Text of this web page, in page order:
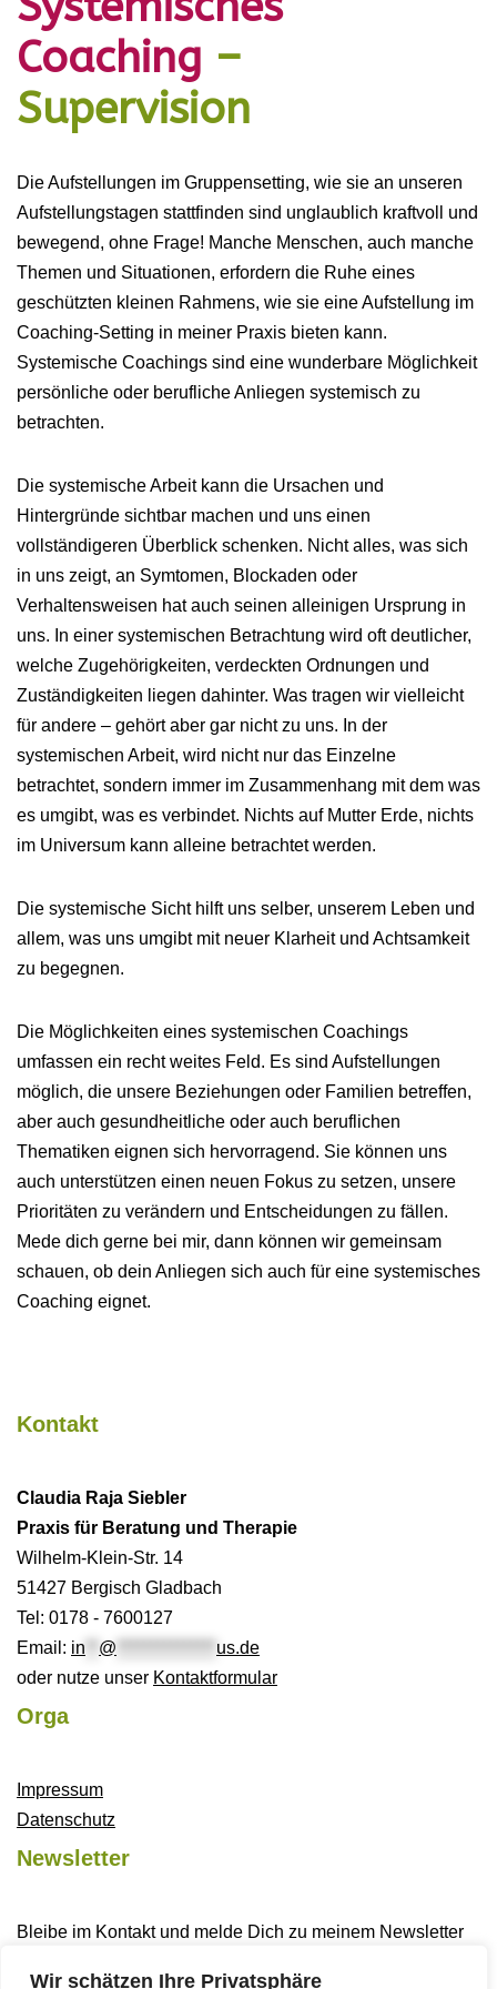
Wir schätzen Ihre Privatsphäre
Coaching –
Supervision
Die Aufstellungen im Gruppensetting, wie sie an unseren
Aufstellungstagen stattfinden sind unglaublich kraftvoll und
bewegend, ohne Frage! Manche Menschen, auch manche
Themen und Situationen, erfordern die Ruhe eines
geschützten kleinen Rahmens, wie sie eine Aufstellung im
Coaching-Setting in meiner Praxis bieten kann.
Systemische Coachings sind eine wunderbare Möglichkeit
persönliche oder berufliche Anliegen systemisch zu
betrachten.
Die systemische Arbeit kann die Ursachen und
Hintergründe sichtbar machen und uns einen
vollständigeren Überblick schenken. Nicht alles, was sich
in uns zeigt, an Symtomen, Blockaden oder
Verhaltensweisen hat auch seinen alleinigen Ursprung in
uns. In einer systemischen Betrachtung wird oft deutlicher,
welche Zugehörigkeiten, verdeckten Ordnungen und
Zuständigkeiten liegen dahinter. Was tragen wir vielleicht
für andere – gehört aber gar nicht zu uns. In der
systemischen Arbeit, wird nicht nur das Einzelne
betrachtet, sondern immer im Zusammenhang mit dem was
es umgibt, was es verbindet. Nichts auf Mutter Erde, nichts
im Universum kann alleine betrachtet werden.
Die systemische Sicht hilft uns selber, unserem Leben und
allem, was uns umgibt mit neuer Klarheit und Achtsamkeit
zu begegnen.
Die Möglichkeiten eines systemischen Coachings
umfassen ein recht weites Feld. Es sind Aufstellungen
möglich, die unsere Beziehungen oder Familien betreffen,
aber auch gesundheitliche oder auch beruflichen
Thematiken eignen sich hervorragend. Sie können uns
auch unterstützen einen neuen Fokus zu setzen, unsere
Prioritäten zu verändern und Entscheidungen zu fällen.
Mede dich gerne bei mir, dann können wir gemeinsam
schauen, ob dein Anliegen sich auch für eine systemisches
Coaching eignet.
Kontakt
Claudia Raja Siebler
Praxis für Beratung und Therapie
Wilhelm-Klein-Str. 14
51427 Bergisch Gladbach
Tel: 0178 - 7600127
Email: in @
us.de
oder nutze unser Kontaktformular
Orga
Impressum
Datenschutz
Newsletter
Bleibe im Kontakt und melde Dich zu meinem Newsletter